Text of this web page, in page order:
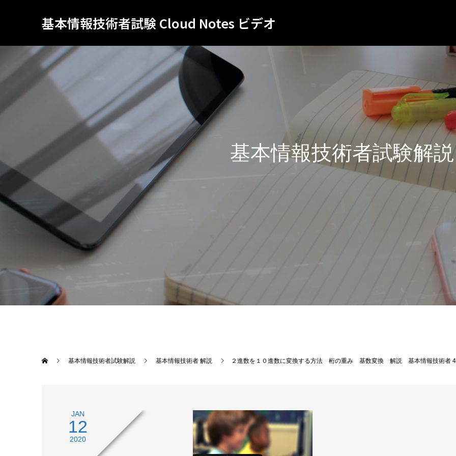
基本情報技術者試験 Cloud Notes ビデオ
基本情報技術者試験解説
基本情報技術者試験解説 基本情報技術者 解説 ２進数を１０進数に変換する方法 桁の重み 基数変換 解説 基本情報技術者
JAN
12
2020